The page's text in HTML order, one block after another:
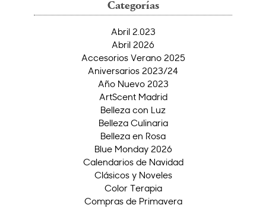
Categorías
Abril 2.023
Abril 2026
Accesorios Verano 2025
Aniversarios 2023/24
Año Nuevo 2023
ArtScent Madrid
Belleza con Luz
Belleza Culinaria
Belleza en Rosa
Blue Monday 2026
Calendarios de Navidad
Clásicos y Noveles
Color Terapia
Compras de Primavera